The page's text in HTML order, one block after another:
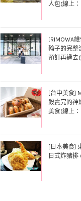
人包(線上
[RIMOWA
輪子的完整
預訂再過去
[台中美食]
殺賣完的神
美食(線上
[日本美食]
日式炸豬排